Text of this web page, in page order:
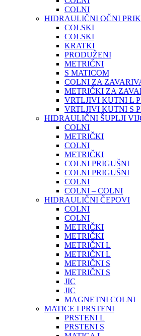
COLNI
HIDRAULIČNI OČNI
COLSKI
COLSKI
KRATKI
PRODUŽENI
METRIČNI
S MATICOM
COLNI ZA
METRIČKI ZA
VRTLJIVI KUTNI L
VRTLJIVI KUTNI S
HIDRAULIČNI ŠUPLJI
COLNI
METRIČKI
COLNI
METRIČKI
COLNI PRIGUŠNI
COLNI PRIGUŠNI
COLNI
COLNI – COLNI
HIDRAULIČNI ČEPOVI
COLNI
COLNI
METRIČKI
METRIČKI
METRIČNI L
METRIČNI L
METRIČNI S
METRIČNI S
JIC
JIC
MAGNETNI COLNI
MATICE I PRSTENI
PRSTENI L
PRSTENI S